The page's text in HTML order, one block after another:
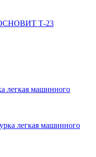
ОСНОВИТ Т-23
легкая машинного